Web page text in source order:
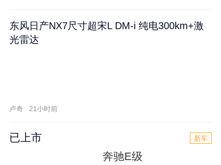
东风日产NX7尺寸超宋L DM-i 纯电300km+激
光雷达
卢奇 21小时前
已上市 新车
奔驰E级